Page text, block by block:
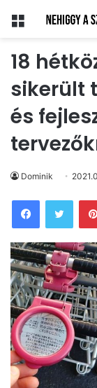
Menü
18
sikerült
és
Dominik